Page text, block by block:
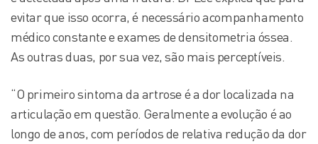
evitar que isso ocorra, é necessário acompanhamento
médico constante e exames de densitometria óssea.
As outras duas, por sua vez, são mais perceptíveis.
“O primeiro sintoma da artrose é a dor localizada na
articulação em questão. Geralmente a evolução é ao
longo de anos, com períodos de relativa redução da dor